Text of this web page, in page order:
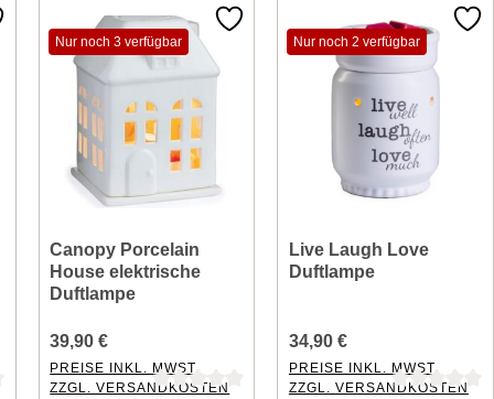
Nur noch 3 verfügbar
Canopy Porcelain
House elektrische
Duftlampe
39,90 €
PREISE INKL. MWST.
ZZGL. VERSANDKOSTEN
Nur noch 2 verfügbar
Live Laugh Love
Duftlampe
34,90 €
PREISE INKL. MWST.
ZZGL. VERSANDKOSTEN